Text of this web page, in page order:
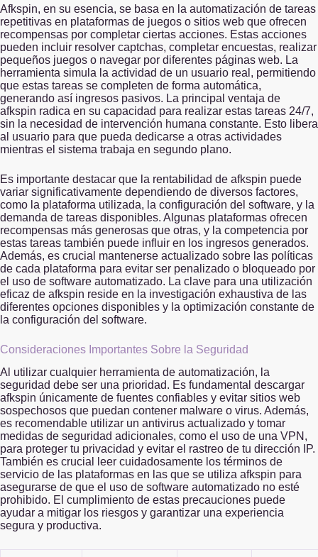
Afkspin, en su esencia, se basa en la automatización de tareas
repetitivas en plataformas de juegos o sitios web que ofrecen
recompensas por completar ciertas acciones. Estas acciones
pueden incluir resolver captchas, completar encuestas, realizar
pequeños juegos o navegar por diferentes páginas web. La
herramienta simula la actividad de un usuario real, permitiendo
que estas tareas se completen de forma automática,
generando así ingresos pasivos. La principal ventaja de
afkspin radica en su capacidad para realizar estas tareas 24/7,
sin la necesidad de intervención humana constante. Esto libera
al usuario para que pueda dedicarse a otras actividades
mientras el sistema trabaja en segundo plano.
Es importante destacar que la rentabilidad de afkspin puede
variar significativamente dependiendo de diversos factores,
como la plataforma utilizada, la configuración del software, y la
demanda de tareas disponibles. Algunas plataformas ofrecen
recompensas más generosas que otras, y la competencia por
estas tareas también puede influir en los ingresos generados.
Además, es crucial mantenerse actualizado sobre las políticas
de cada plataforma para evitar ser penalizado o bloqueado por
el uso de software automatizado. La clave para una utilización
eficaz de afkspin reside en la investigación exhaustiva de las
diferentes opciones disponibles y la optimización constante de
la configuración del software.
Consideraciones Importantes Sobre la Seguridad
Al utilizar cualquier herramienta de automatización, la
seguridad debe ser una prioridad. Es fundamental descargar
afkspin únicamente de fuentes confiables y evitar sitios web
sospechosos que puedan contener malware o virus. Además,
es recomendable utilizar un antivirus actualizado y tomar
medidas de seguridad adicionales, como el uso de una VPN,
para proteger tu privacidad y evitar el rastreo de tu dirección IP.
También es crucial leer cuidadosamente los términos de
servicio de las plataformas en las que se utiliza afkspin para
asegurarse de que el uso de software automatizado no esté
prohibido. El cumplimiento de estas precauciones puede
ayudar a mitigar los riesgos y garantizar una experiencia
segura y productiva.